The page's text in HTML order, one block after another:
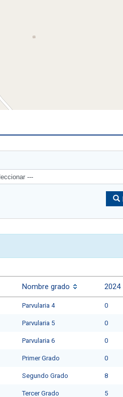
Nombre grado 2024
Parvularia 4 0
Parvularia 5 0
Parvularia 6 0
Primer Grado 0
Segundo Grado 8
Tercer Grado 5